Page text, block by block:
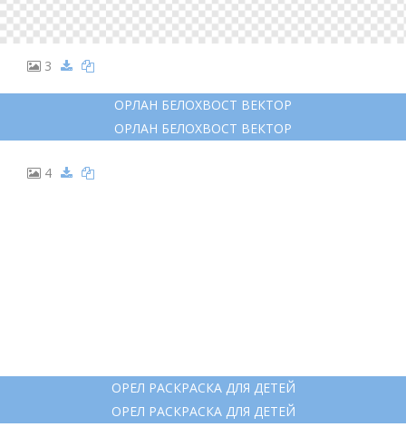
3
ОРЛАН БЕЛОХВОСТ ВЕКТОР
ОРЛАН БЕЛОХВОСТ ВЕКТОР
4
ОРЕЛ РАСКРАСКА ДЛЯ ДЕТЕЙ
ОРЕЛ РАСКРАСКА ДЛЯ ДЕТЕЙ